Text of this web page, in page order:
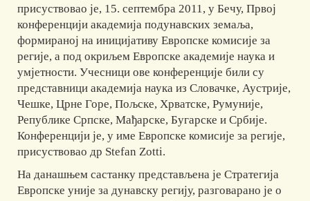
присуствовао је, 15. септембра 2011, у Бечу, Првој
конференцији академија подунавских земаља,
формираној на иницијативу Европске комисије за
регије, а под окриљем Европске академије наука и
умјетности. Учесници ове конференције били су
представници академија наука из Словачке, Аустрије,
Чешке, Црне Горе, Пољске, Хрватске, Румуније,
Републике Српске, Мађарске, Бугарске и Србије.
Конференцији је, у име Европске комисије за регије,
присуствовао др Stefan Zotti.
На данашњем састанку представљена је Стратегија
Европске уније за дунавску регију, разговарано је о